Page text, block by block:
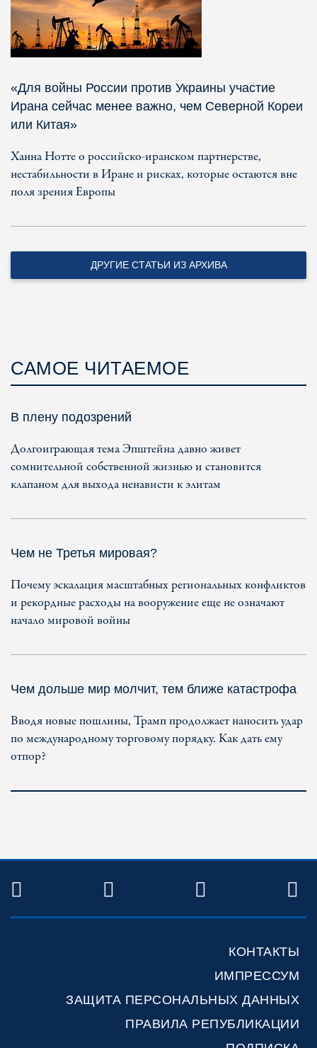
«Для войны России против Украины участие
Ирана сейчас менее важно, чем Северной Кореи
или Китая»
Ханна Нотте о российско-иранском партнерстве,
нестабильности в Иране и рисках, которые остаются вне
поля зрения Европы
ДРУГИЕ СТАТЬИ ИЗ АРХИВА
САМОЕ ЧИТАЕМОЕ
В плену подозрений
Долгоиграющая тема Эпштейна давно живет
сомнительной собственной жизнью и становится
клапаном для выхода ненависти к элитам
Чем не Третья мировая?
Почему эскалация масштабных региональных конфликтов
и рекордные расходы на вооружение еще не означают
начало мировой войны
Чем дольше мир молчит, тем ближе катастрофа
Вводя новые пошлины, Трамп продолжает наносить удар
по международному торговому порядку. Как дать ему
отпор?
TWITTER FACEBOOKYOUTUBE
КОНТАКТЫ
ИМПРЕССУМ
ЗАЩИТА ПЕРСОНАЛЬНЫХ ДАННЫХ
ПРАВИЛА РЕПУБЛИКАЦИИ